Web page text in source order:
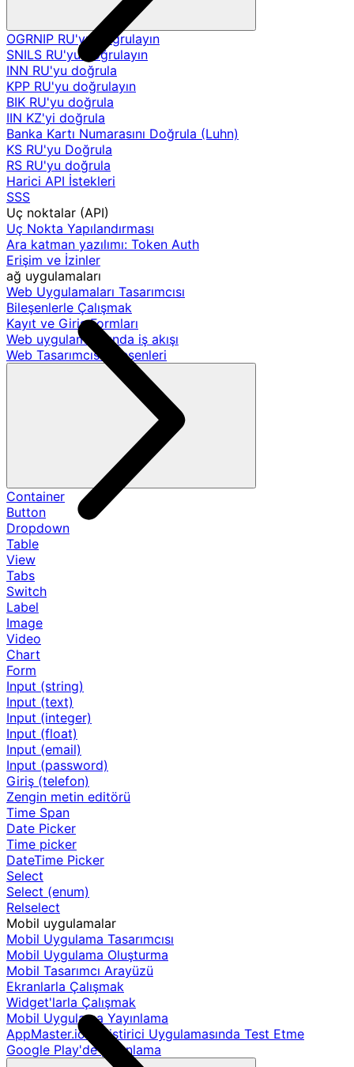
OGRNIP RU'yu doğrulayın
SNILS RU'yu doğrulayın
INN RU'yu doğrula
KPP RU'yu doğrulayın
BIK RU'yu doğrula
IIN KZ'yi doğrula
Banka Kartı Numarasını Doğrula (Luhn)
KS RU'yu Doğrula
RS RU'yu doğrula
Harici API İstekleri
SSS
Uç noktalar (API)
Uç Nokta Yapılandırması
Ara katman yazılımı: Token Auth
Erişim ve İzinler
ağ uygulamaları
Web Uygulamaları Tasarımcısı
Bileşenlerle Çalışmak
Kayıt ve Giriş Formları
Web uygulamalarında iş akışı
Web Tasarımcısı Bileşenleri
Container
Button
Dropdown
Table
View
Tabs
Switch
Label
Image
Video
Chart
Form
Input (string)
Input (text)
Input (integer)
Input (float)
Input (email)
Input (password)
Giriş (telefon)
Zengin metin editörü
Time Span
Date Picker
Time picker
DateTime Picker
Select
Select (enum)
Relselect
Mobil uygulamalar
Mobil Uygulama Tasarımcısı
Mobil Uygulama Oluşturma
Mobil Tasarımcı Arayüzü
Ekranlarla Çalışmak
Widget'larla Çalışmak
Mobil Uygulama Yayınlama
AppMaster.io Geliştirici Uygulamasında Test Etme
Google Play'de yayınlama